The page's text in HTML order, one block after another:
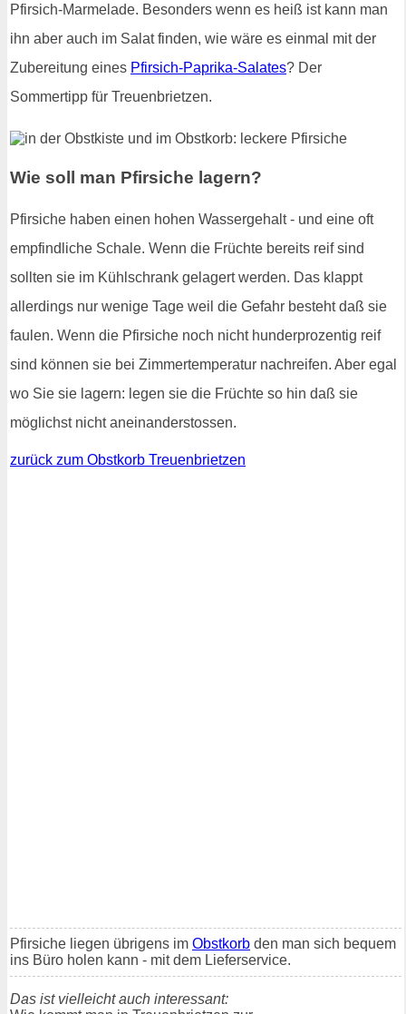
Pfirsich-Marmelade. Besonders wenn es heiß ist kann man
ihn aber auch im Salat finden, wie wäre es einmal mit der
Zubereitung eines Pfirsich-Paprika-Salates? Der
Sommertipp für Treuenbrietzen.
Wie soll man Pfirsiche lagern?
Pfirsiche haben einen hohen Wassergehalt - und eine oft
empfindliche Schale. Wenn die Früchte bereits reif sind
sollten sie im Kühlschrank gelagert werden. Das klappt
allerdings nur wenige Tage weil die Gefahr besteht daß sie
faulen. Wenn die Pfirsiche noch nicht hunderprozentig reif
sind können sie bei Zimmertemperatur nachreifen. Aber egal
wo Sie sie lagern: legen sie die Früchte so hin daß sie
möglichst nicht aneinanderstossen.
zurück zum Obstkorb Treuenbrietzen
Pfirsiche liegen übrigens im Obstkorb den man sich bequem
ins Büro holen kann - mit dem Lieferservice.
Das ist vielleicht auch interessant: